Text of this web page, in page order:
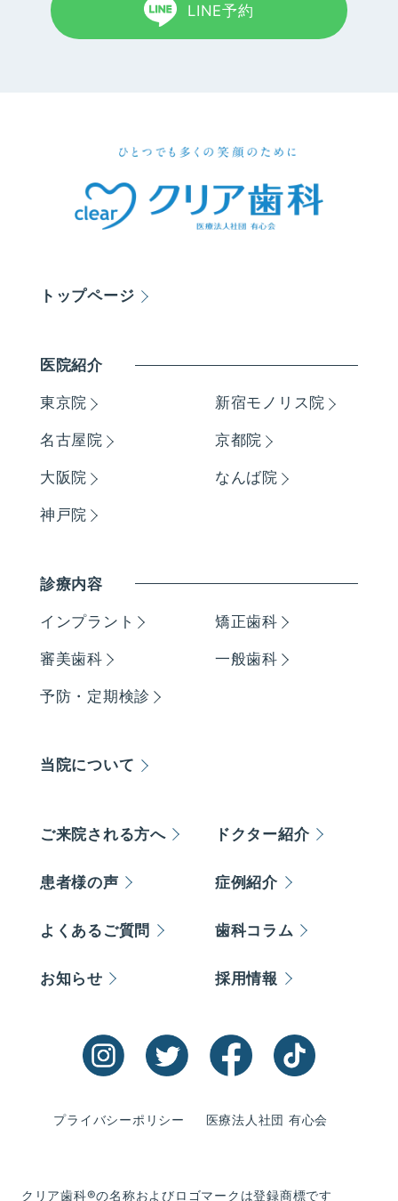
LINE予約
トップページ
医院紹介
東京院 新宿モノリス院
名古屋院 京都院
大阪院 なんば院
神戸院
診療内容
インプラント 矯正歯科
審美歯科 一般歯科
予防・定期検診
当院について
ご来院される方へ ドクター紹介
患者様の声 症例紹介
よくあるご質問 歯科コラム
お知らせ 採用情報
プライバシーポリシー 医療法人社団 有心会
クリア歯科®の名称およびロゴマークは登録商標です